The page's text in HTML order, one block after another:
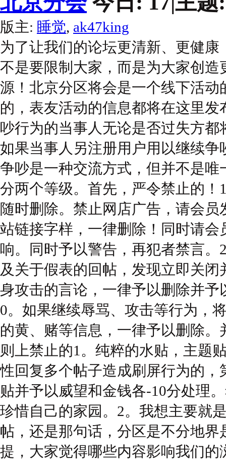
版主: 睡觉, ak47king
为了让我们的论坛更清新、更健
不是要限制大家，而是为大家创
源！北京分区将会是一个线下活
的，表友活动的信息都将在这里
吵行为的当事人无论是否过失方
如果当事人另注册用户用以继续
争吵是一种交流方式，但并不是
分两个等级。首先，严令禁止的
随时删除。禁止网店广告，请会
站链接字样，一律删除！同时请
响。同时予以警告，再犯者禁言
及关于假表的回帖，发现立即关
身攻击的言论，一律予以删除并
0。如果继续辱骂、攻击等行为，
的黄、赌等信息，一律予以删除
则上禁止的1。纯粹的水贴，主题
性回复多个帖子造成刷屏行为的
贴并予以威望和金钱各-10分处理
珍惜自己的家园。2。我想主要就
帖，还是那句话，分区是不分地
提，大家觉得哪些内容影响我们